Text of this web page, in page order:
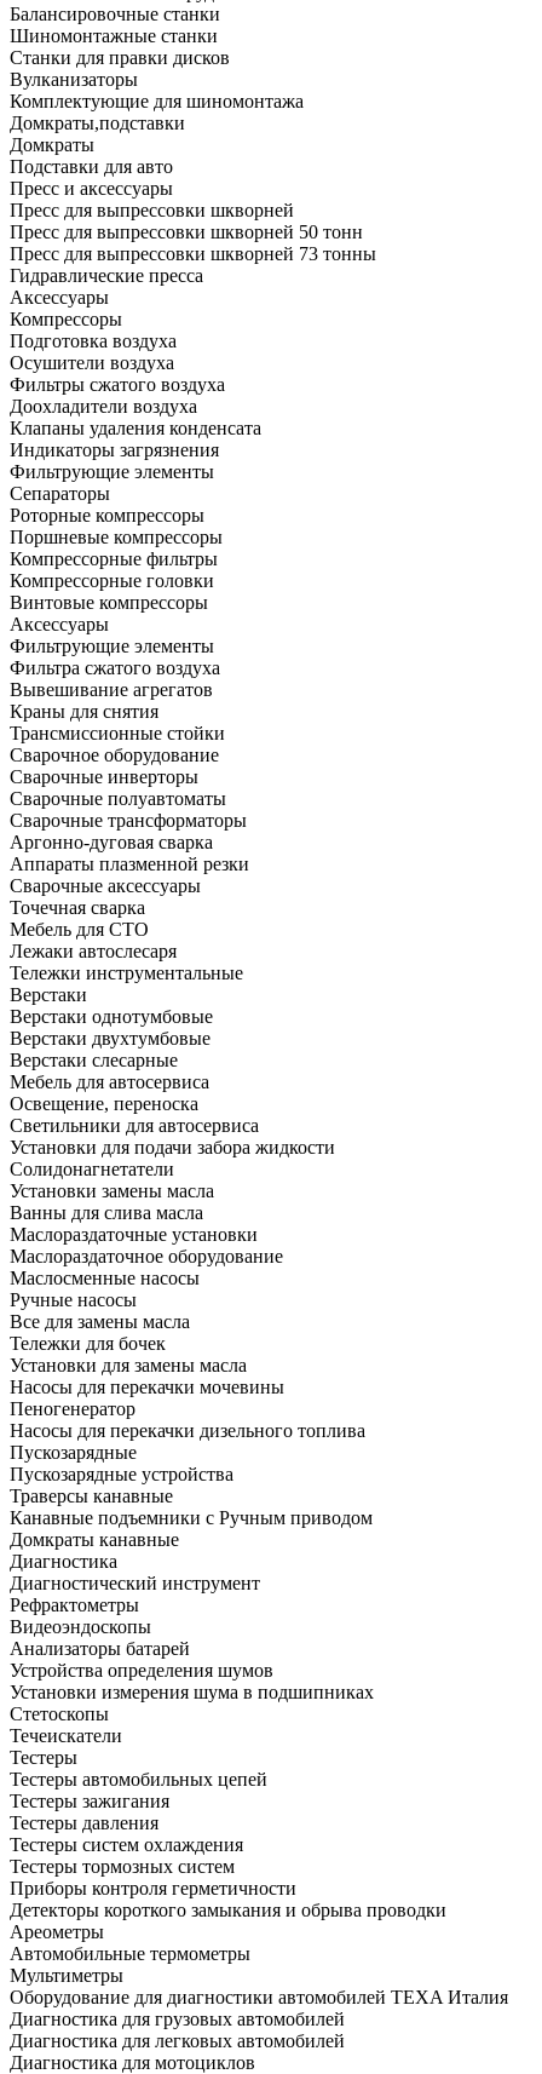
Балансировочные станки
Шиномонтажные станки
Станки для правки дисков
Вулканизаторы
Комплектующие для шиномонтажа
Домкраты,подставки
Домкраты
Подставки для авто
Пресс и аксессуары
Пресс для выпрессовки шкворней
Пресс для выпрессовки шкворней 50 тонн
Пресс для выпрессовки шкворней 73 тонны
Гидравлические пресса
Аксессуары
Компрессоры
Подготовка воздуха
Осушители воздуха
Фильтры сжатого воздуха
Доохладители воздуха
Клапаны удаления конденсата
Индикаторы загрязнения
Фильтрующие элементы
Сепараторы
Роторные компрессоры
Поршневые компрессоры
Компрессорные фильтры
Компрессорные головки
Винтовые компрессоры
Аксессуары
Фильтрующие элементы
Фильтра сжатого воздуха
Вывешивание агрегатов
Краны для снятия
Трансмиссионные стойки
Сварочное оборудование
Сварочные инверторы
Сварочные полуавтоматы
Сварочные трансформаторы
Аргонно-дуговая сварка
Аппараты плазменной резки
Сварочные аксессуары
Точечная сварка
Мебель для СТО
Лежаки автослесаря
Тележки инструментальные
Верстаки
Верстаки однотумбовые
Верстаки двухтумбовые
Верстаки слесарные
Мебель для автосервиса
Освещение, переноска
Светильники для автосервиса
Установки для подачи забора жидкости
Солидонагнетатели
Установки замены масла
Ванны для слива масла
Маслораздаточные установки
Маслораздаточное оборудование
Маслосменные насосы
Ручные насосы
Все для замены масла
Тележки для бочек
Установки для замены масла
Насосы для перекачки мочевины
Пеногенератор
Насосы для перекачки дизельного топлива
Пускозарядные
Пускозарядные устройства
Траверсы канавные
Канавные подъемники с Ручным приводом
Домкраты канавные
Диагностика
Диагностический инструмент
Рефрактометры
Видеоэндоскопы
Анализаторы батарей
Устройства определения шумов
Установки измерения шума в подшипниках
Стетоскопы
Течеискатели
Тестеры
Тестеры автомобильных цепей
Тестеры зажигания
Тестеры давления
Тестеры систем охлаждения
Тестеры тормозных систем
Приборы контроля герметичности
Детекторы короткого замыкания и обрыва проводки
Ареометры
Автомобильные термометры
Мультиметры
Оборудование для диагностики автомобилей TEXA Италия
Диагностика для грузовых автомобилей
Диагностика для легковых автомобилей
Диагностика для мотоциклов